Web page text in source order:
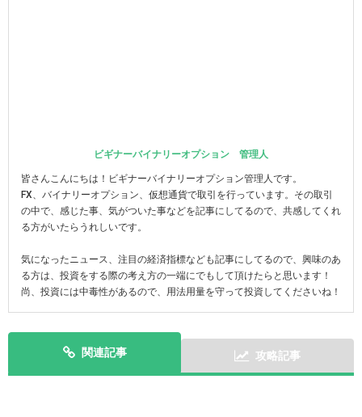
ビギナーバイナリーオプション 管理人
皆さんこんにちは！ビギナーバイナリーオプション管理人です。
FX、バイナリーオプション、仮想通貨で取引を行っています。その取引
の中で、感じた事、気がついた事などを記事にしてるので、共感してくれ
る方がいたらうれしいです。
気になったニュース、注目の経済指標なども記事にしてるので、興味のあ
る方は、投資をする際の考え方の一端にでもして頂けたらと思います！
尚、投資には中毒性があるので、用法用量を守って投資してくださいね！
関連記事 攻略記事